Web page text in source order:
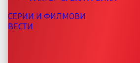
СЕРИИ И ФИЛМОВИ
ВЕСТИ